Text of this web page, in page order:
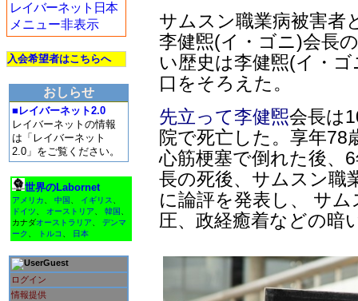
レイバーネット日本
メニュー非表示
入会希望者はこちらへ
おしらせ
■レイバーネット2.0
レイバーネットの情報
は「レイバーネット
2.0」をご覧ください。
世界のLabornet
アメリカ 中国 イギリス
ドイツ
オーストリア 韓国
カナダオーストラリア
デンマ
ーク
トルコ 日本
Guest
ログイン
情報提供
サムスン職業病被害者
李健煕(イ・ゴニ)会長
い歴史は李健煕(イ・
口をそろえた。
先立って李健煕会長は
院で死亡した。享年78
心筋梗塞で倒れた後、
長の死後、サムスン職
に論評を発表し、 サ
圧、政経癒着などの暗